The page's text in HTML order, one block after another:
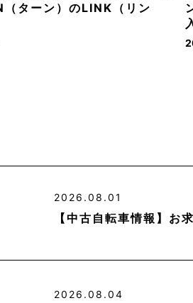
（ターン）のLINK（リン
2026.08.01
【中古自転車情報】お
2026.08.04